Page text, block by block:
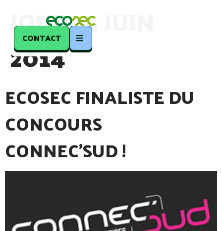
CONTACT
JOUR :5 JUIN
2014
ECOSEC FINALISTE DU
CONCOURS
CONNEC’SUD !